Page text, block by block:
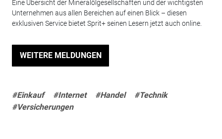
Eine Übersicht der Mineralölgesellschaften und der wichtigsten
Unternehmen aus allen Bereichen auf einen Blick – diesen
exklusiven Service bietet Sprit+ seinen Lesern jetzt auch online.
WEITERE MELDUNGEN
#Einkauf #Internet #Handel
#Technik
#Versicherungen